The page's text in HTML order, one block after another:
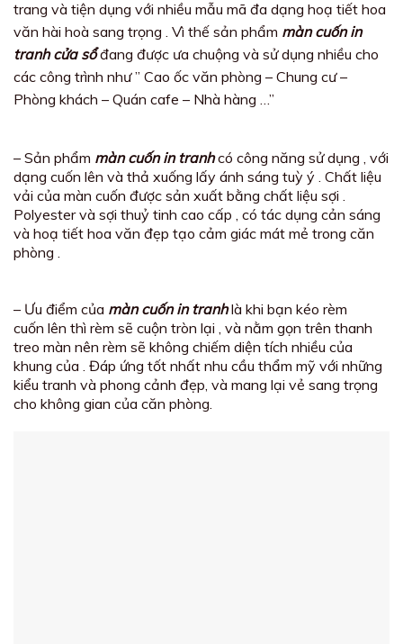
trang và tiện dụng với nhiều mẫu mã đa dạng hoạ tiết hoa
văn hài hoà sang trọng . Vì thế sản phẩm màn cuốn in
tranh cửa sổđang được ưa chuộng và sử dụng nhiều cho
các công trình như ” Cao ốc văn phòng – Chung cư –
Phòng khách – Quán cafe – Nhà hàng …”
– Sản phẩm màn cuốn in tranhcó công năng sử dụng , với
dạng cuốn lên và thả xuống lấy ánh sáng tuỳ ý . Chất liệu
vải của màn cuốn được sản xuất bằng chất liệu sợi .
Polyester và sợi thuỷ tinh cao cấp , có tác dụng cản sáng
và hoạ tiết hoa văn đẹp tạo cảm giác mát mẻ trong căn
phòng .
– Ưu điểm của màn cuốn in tranhlà khi bạn kéo rèm
cuốn lên thì rèm sẽ cuộn tròn lại , và nằm gọn trên thanh
treo màn nên rèm sẽ không chiếm diện tích nhiều của
khung của . Đáp ứng tốt nhất nhu cầu thẩm mỹ với những
kiểu tranh và phong cảnh đẹp, và mang lại vẻ sang trọng
cho không gian của căn phòng.